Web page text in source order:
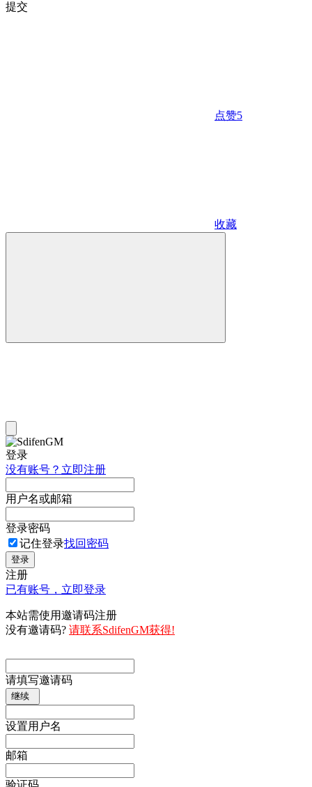
提交
点赞5
收藏
登录
没有账号？立即注册
用户名或邮箱
登录密码
记住登录找回密码
登录
注册
已有账号，立即登录
本站需使用邀请码注册
没有邀请码? 请联系SdifenGM获得!
请填写邀请码
继续
设置用户名
邮箱